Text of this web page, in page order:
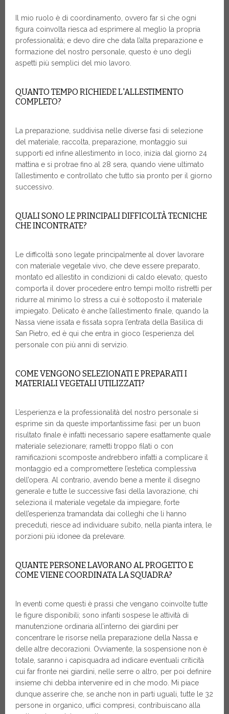
Il mio ruolo è di coordinamento, ovvero far sì che ogni
figura coinvolta riesca ad esprimere al meglio la propria
professionalità; e devo dire che data l’alta preparazione e
formazione del nostro personale, questo è uno degli
aspetti più semplici del mio lavoro.
QUANTO TEMPO RICHIEDE L'ALLESTIMENTO
COMPLETO?
La preparazione, suddivisa nelle diverse fasi di selezione
del materiale, raccolta, preparazione, montaggio sui
supporti ed infine allestimento in loco, inizia dal giorno 24
mattina e si protrae fino al 28 sera, quando viene ultimato
l’allestimento e controllato che tutto sia pronto per il giorno
successivo.
QUALI SONO LE PRINCIPALI DIFFICOLTÀ TECNICHE
CHE INCONTRATE?
Le difficoltà sono legate principalmente al dover lavorare
con materiale vegetale vivo, che deve essere preparato,
montato ed allestito in condizioni di caldo elevato; questo
comporta il dover procedere entro tempi molto ristretti per
ridurre al minimo lo stress a cui è sottoposto il materiale
impiegato. Delicato è anche l’allestimento finale, quando la
Nassa viene issata e fissata sopra l’entrata della Basilica di
San Pietro, ed è qui che entra in gioco l’esperienza del
personale con più anni di servizio.
COME VENGONO SELEZIONATI E PREPARATI I
MATERIALI VEGETALI UTILIZZATI?
L’esperienza e la professionalità del nostro personale si
esprime sin da queste importantissime fasi: per un buon
risultato finale è infatti necessario sapere esattamente quale
materiale selezionare; rametti troppo filati o con
ramificazioni scomposte andrebbero infatti a complicare il
montaggio ed a compromettere l’estetica complessiva
dell’opera. Al contrario, avendo bene a mente il disegno
generale e tutte le successive fasi della lavorazione, chi
seleziona il materiale vegetale da impiegare, forte
dell’esperienza tramandata dai colleghi che li hanno
preceduti, riesce ad individuare subito, nella pianta intera, le
porzioni più idonee da prelevare.
QUANTE PERSONE LAVORANO AL PROGETTO E
COME VIENE COORDINATA LA SQUADRA?
In eventi come questi è prassi che vengano coinvolte tutte
le figure disponibili; sono infanti sospese le attività di
manutenzione ordinaria all’interno dei giardini per
concentrare le risorse nella preparazione della Nassa e
delle altre decorazioni. Ovviamente, la sospensione non è
totale, saranno i capisquadra ad indicare eventuali criticità
cui far fronte nei giardini, nelle serre o altro, per poi definire
insieme chi debba intervenire ed in che modo. Mi piace
dunque asserire che, se anche non in parti uguali, tutte le 32
persone in organico, uffici compresi, contribuiscano alla